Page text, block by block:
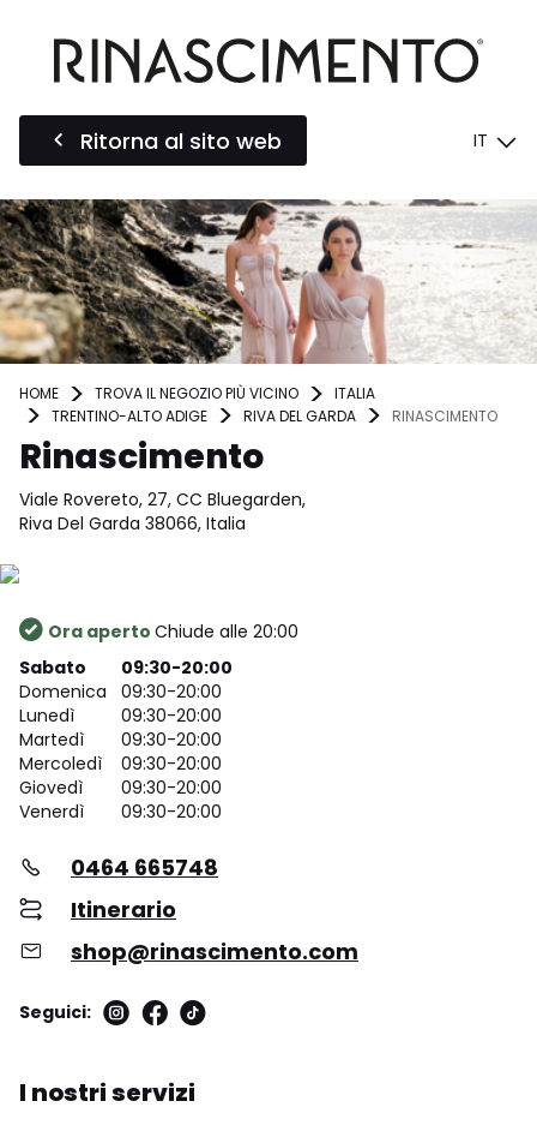
Ritorna al sito web IT
HOME TROVA IL NEGOZIO PIÙ VICINO
ITALIA
TRENTINO-ALTO ADIGE
RIVA DEL GARDA RINASCIMENTO
Rinascimento
Viale Rovereto, 27, CC Bluegarden,
Riva Del Garda 38066, Italia
Ora aperto Chiude alle 20:00
Sabato
09:30-20:00
Domenica
09:30-20:00
Lunedì
09:30-20:00
Martedì
09:30-20:00
Mercoledì
09:30-20:00
Giovedì
09:30-20:00
Venerdì
09:30-20:00
0464 665748
Itinerario
shop@rinascimento.com
Seguici:
I nostri servizi